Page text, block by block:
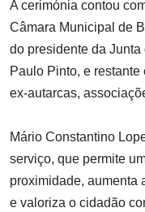
A cerimónia contou
Câmara Municipal de
do presidente da
Paulo Pinto, e
ex-autarcas,
Mário Constantino
serviço, que permite
proximidade, aumenta
e valoriza o cidadão